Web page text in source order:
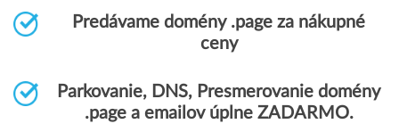
Predávame domény .page za nákupné
ceny
Parkovanie, DNS, Presmerovanie domény
.page a emailov úplne ZADARMO.